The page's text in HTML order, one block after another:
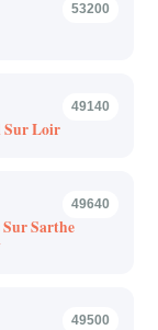
53200
49140
Loir
49640
Sarthe
49500